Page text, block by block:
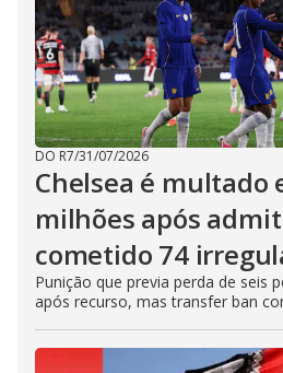
DO R7/31/07/2026
Chelsea é multado
milhões após
cometido 74
Punição que previa perda de seis
após recurso, mas transfer ban